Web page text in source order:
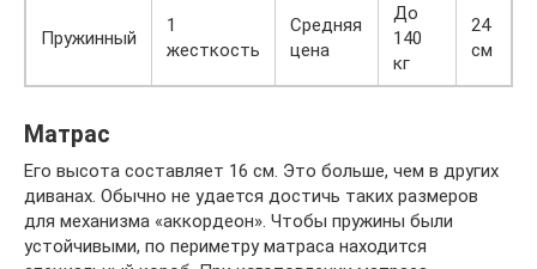
Пружинный
1
жесткость
Средняя
цена
До
140
кг
24
см
Матрас
Его высота составляет 16 см. Это больше, чем в других
диванах. Обычно не удается достичь таких размеров
для механизма «аккордеон». Чтобы пружины были
устойчивыми, по периметру матраса находится